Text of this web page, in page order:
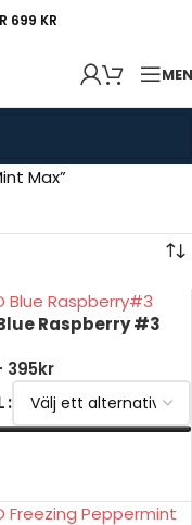
699 KR
Max”
Blue Raspberry #3
395kr